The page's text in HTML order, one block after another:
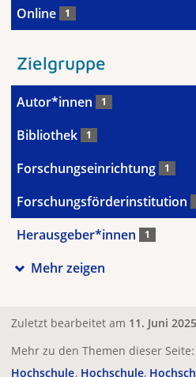
Online 1
Zielgruppe
Autor*innen 1
Bibliothek 1
Forschungseinrichtung 1
Forschungsförderinstitution
Herausgeber*innen 1
Mehr zeigen
Zuletzt bearbeitet am 11. Juni 2025
Mehr zu den Themen dieser Seite:
Hochschule Hochschule